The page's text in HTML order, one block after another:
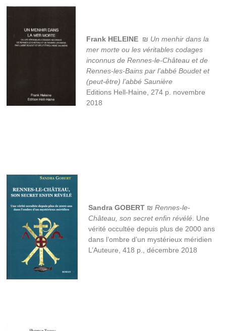
Frank HELEINE ₪ Un menhir dans la
mer morte ou les véritables codages
inconnus de Rennes-le-Château et de
Rennes-les-Bains par l’abbé Boudet et
(peut-être) l’abbé Saunière
Editions Hell-Haine, 274 p. novembre
2018
Sandra GOBERT ₪Rennes-le-
Château, son secret enfin révélé . Une
vérité occultée depuis plus de 2000 ans
dans l’ombre d’un mystérieux méridien
L’Auteure, 418 p., décembre 2018